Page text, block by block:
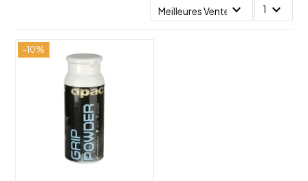
Meilleures Ventesexpand_more 1 expand_more
-10%